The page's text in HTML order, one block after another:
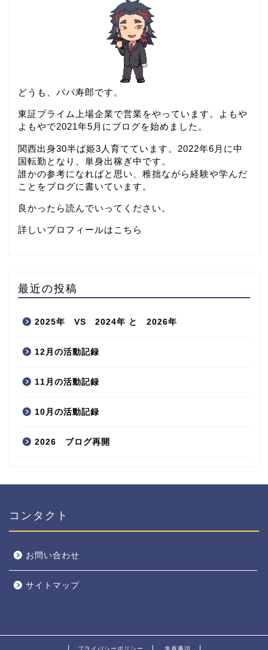
どうも、パパ寿郎です。
東証プライム上場企業で営業をやっています。よもや
よもやで2021年5月にブログを始めました。
関西出身30半ば姫3人育てています。2022年6月に中
国転勤となり、単身出稼ぎ中です。
誰かの参考になればと思い、稚拙ながら経験や学んだ
ことをブログに書いています。
良かったら読んでいってください。
詳しいプロフィールはこちら
最近の投稿
2025年 VS 2024年 と 2026年
12月の活動記録
11月の活動記録
10月の活動記録
2026 ブログ再開
コンタクト
お問い合わせ
サイトマップ
プライバシーポリシー 免責事項